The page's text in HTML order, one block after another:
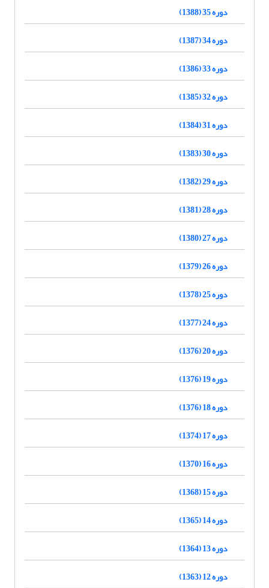
دوره 35 (1388)
دوره 34 (1387)
دوره 33 (1386)
دوره 32 (1385)
دوره 31 (1384)
دوره 30 (1383)
دوره 29 (1382)
دوره 28 (1381)
دوره 27 (1380)
دوره 26 (1379)
دوره 25 (1378)
دوره 24 (1377)
دوره 20 (1376)
دوره 19 (1376)
دوره 18 (1376)
دوره 17 (1374)
دوره 16 (1370)
دوره 15 (1368)
دوره 14 (1365)
دوره 13 (1364)
دوره 12 (1363)